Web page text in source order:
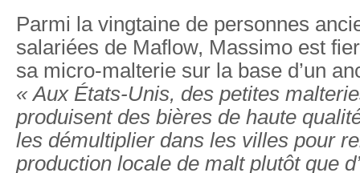
Parmi la vingtaine de personnes
salariées de Maflow, Massimo est
sa micro-malterie sur la base d’un
« Aux États-Unis, des petites
produisent des bières de haute
les démultiplier dans les villes pour
production locale de malt plutôt que